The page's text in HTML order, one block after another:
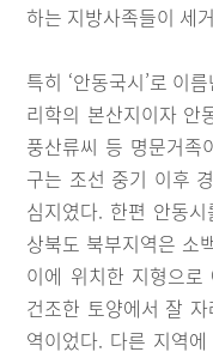
하는 지방사족들이 세
특히 ‘안동국시’로 이
리학의 본산지이자 안
풍산류씨 등 명문거족
구는 조선 중기 이후
심지였다. 한편 안동
상북도 북부지역은 소
이에 위치한 지형으
건조한 토양에서 잘
역이었다. 다른 지역